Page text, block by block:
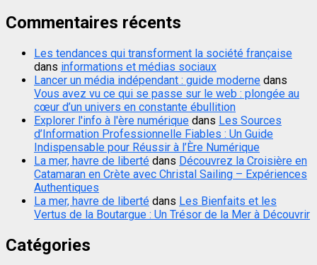
Commentaires récents
Les tendances qui transforment la société française
dans informations et médias sociaux
Lancer un média indépendant : guide moderne dans
Vous avez vu ce qui se passe sur le web : plongée au
cœur d’un univers en constante ébullition
Explorer l'info à l'ère numérique dans Les Sources
d’Information Professionnelle Fiables : Un Guide
Indispensable pour Réussir à l’Ère Numérique
La mer, havre de liberté dans Découvrez la Croisière en
Catamaran en Crète avec Christal Sailing – Expériences
Authentiques
La mer, havre de liberté dans Les Bienfaits et les
Vertus de la Boutargue : Un Trésor de la Mer à Découvrir
Catégories